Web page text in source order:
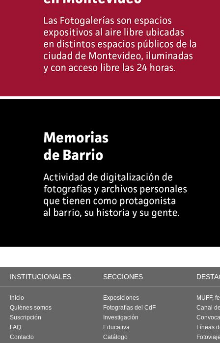
INSTITUCIONALES SECCIONES
Inicio
Quiénes somos
Suscripción
FAQ
Contacto
Exposiciones
Fotografías del CdF
Investigación
Educativa
Catálogo
MUFF,
Canal
Líneas